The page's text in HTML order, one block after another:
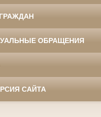
ОБРАЩЕНИЯ
САЙТА